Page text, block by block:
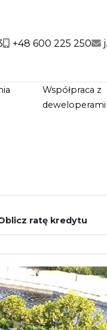
+48 600 225 250
Współpraca z
deweloperami
ratę kredytu